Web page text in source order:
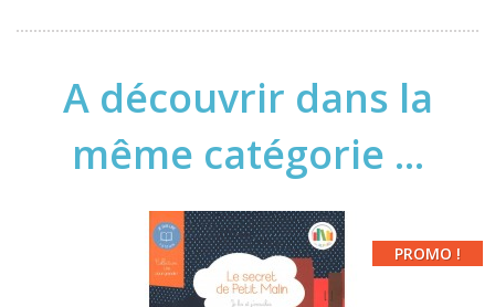
A découvrir dans la
même catégorie ...
PROMO !